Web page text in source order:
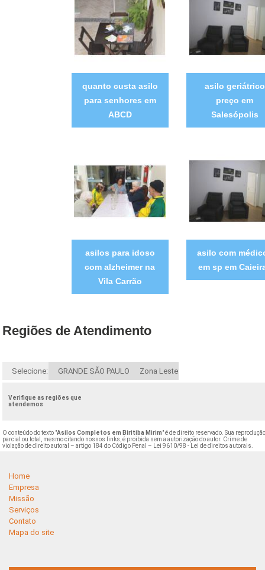
quanto custa asilo
para senhores em
ABCD
asilo geriátrico
preço em
Salesópolis
asilos para idoso
com alzheimer na
Vila Carrão
asilo com
em sp em
Regiões de Atendimento
Selecione: GRANDE SÃO PAULO Zona Leste
Verifique as regiões que
atendemos
O conteúdo do texto "Asilos Completos em Biritiba Mirim" é de direito reservado. Sua
parcial ou total, mesmo citando nossos links, é proibida sem a autorização do autor. Crime de
violação de direito autoral – artigo 184 do Código Penal –
Lei 9610/98 - Lei de direitos autorais
Home
Empresa
Missão
Serviços
Contato
Mapa do site